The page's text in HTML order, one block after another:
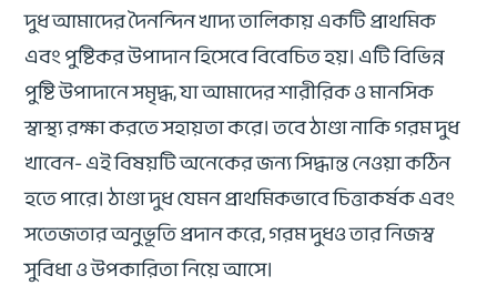
দুধ আমাদের দৈনন্দিন খাদ্য তালিকায় একটি প্রাথমিক
এবং পুষ্টিকর উপাদান হিসেবে বিবেচিত হয়। এটি বিভিন্ন
পুষ্টি উপাদানে সমৃদ্ধ, যা আমাদের শারীরিক ও মানসিক
স্বাস্থ্য রক্ষা করতে সহায়তা করে। তবে ঠাণ্ডা নাকি গরম দুধ
খাবেন- এই বিষয়টি অনেকের জন্য সিদ্ধান্ত নেওয়া কঠিন
হতে পারে। ঠাণ্ডা দুধ যেমন প্রাথমিকভাবে চিত্তাকর্ষক এবং
সতেজতার অনুভূতি প্রদান করে, গরম দুধও তার নিজস্ব
সুবিধা ও উপকারিতা নিয়ে আসে।